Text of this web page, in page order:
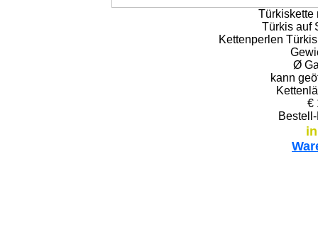
Türkiskette
Türkis auf
Kettenperlen
Ø
kann
€